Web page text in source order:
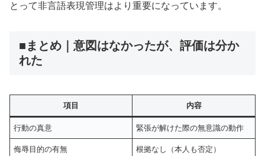
とって非言語表現管理はより重要になっています。
■まとめ｜意図はなかったが、評価は分か
れた
項目 内容
行動の真意 緊張が解けた際の無意識の動作
侮辱目的の有無 根拠なし（本人も否定）